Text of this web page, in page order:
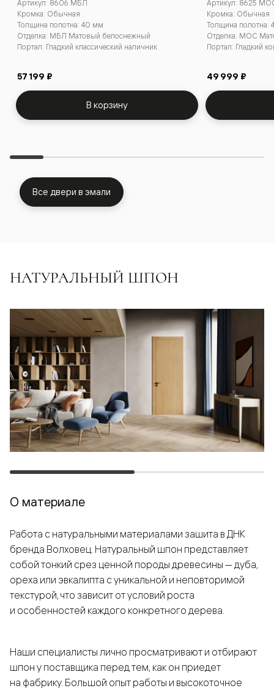
Артикул: 8606 МБЛ
Кромка: Обычная
Толщина полотна: 40 мм
Отделка: МБЛ Матовый белоснежный
Портал: Гладкий классический наличник
57 199 ₽
В корзину
Артикул: 8625
Кромка: Обычная
Толщина полотна:
Отделка: МОС
Портал: Гладкий
49 999 ₽
Все двери в эмали
НАТУРАЛЬНЫЙ ШПОН
О материале
Работа с натуральными материалами зашита в ДНК
бренда Волховец. Натуральный шпон представляет
собой тонкий срез ценной породы древесины — дуба,
ореха или эвкалипта с уникальной и неповторимой
текстурой, что зависит от условий роста
и особенностей каждого конкретного дерева.
Наши специалисты лично просматривают и отбирают
шпон у поставщика перед тем, как он приедет
на фабрику. Большой опыт работы и высокоточное